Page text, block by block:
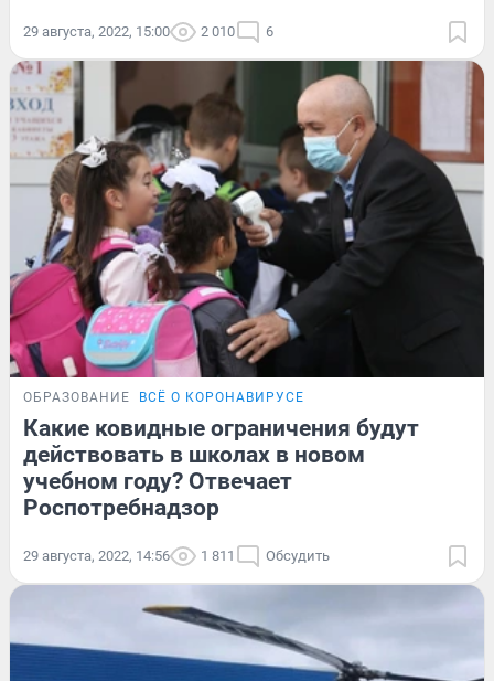
29 августа, 2022, 15:00 2 010 6
ОБРАЗОВАНИЕ ВСЁ О КОРОНАВИРУСЕ
Какие ковидные ограничения будут
действовать в школах в новом
учебном году? Отвечает
Роспотребнадзор
29 августа, 2022, 14:56 1 811 Обсудить